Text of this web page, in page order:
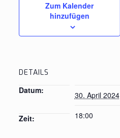
Zum Kalender
hinzufügen
DETAILS
Datum: 30. April 2024
Zeit: 18:00